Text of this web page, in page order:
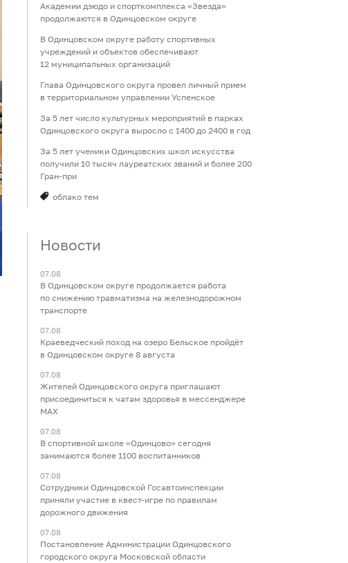
Академии дзюдо и спорткомплекса «Звезда»
продолжаются в Одинцовском округе
В Одинцовском округе работу спортивных
учреждений и объектов обеспечивают
12 муниципальных организаций
Глава Одинцовского округа провел личный прием
в территориальном управлении Успенское
За 5 лет число культурных мероприятий в парках
Одинцовского округа выросло с 1400 до 2400 в год
За 5 лет ученики Одинцовских школ искусства
получили 10 тысяч лауреатских званий и более 200
Гран-при
облако тем
Новости
07.08
В Одинцовском округе продолжается работа
по снижению травматизма на железнодорожном
транспорте
07.08
Краеведческий поход на озеро Бельское пройдёт
в Одинцовском округе 8 августа
07.08
Жителей Одинцовского округа приглашают
присоединиться к чатам здоровья в мессенджере
МАХ
07.08
В спортивной школе «Одинцово» сегодня
занимаются более 1100 воспитанников
07.08
Сотрудники Одинцовской Госавтоинспекции
приняли участие в квест-игре по правилам
дорожного движения
07.08
Постановление Администрации Одинцовского
городского округа Московской области